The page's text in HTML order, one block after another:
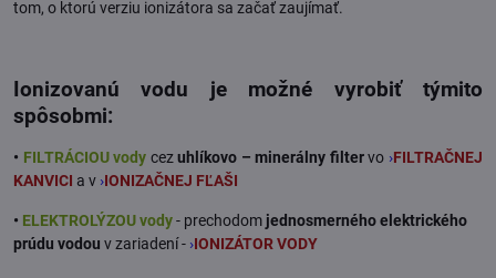
tom, o ktorú verziu ionizátora sa začať zaujímať.
Ionizovanú vodu je možné vyrobiť týmito
spôsobmi:
• FILTRÁCIOU vody cezuhlíkovo – minerálny filtervo ›FILTRAČNEJ
KANVICI a v ›IONIZAČNEJ FĽAŠI
• ELEKTROLÝZOU vody- prechodom jednosmernéhoelektrického
prúdu vodou v zariadení - ›IONIZÁTOR VODY